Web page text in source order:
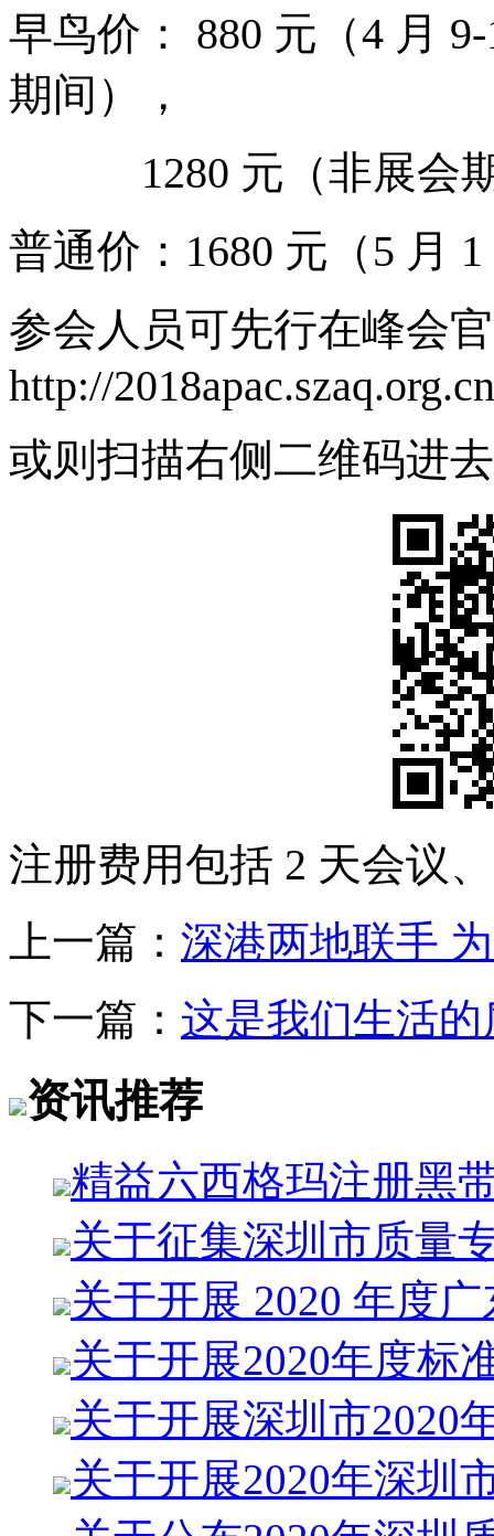
早鸟价： 880 元（4 月
期间），
1280 元（非展会期
普通价：1680 元（5 月
参会人员可先行在峰会
http://
或则扫描右侧二维码进
注册费用包括 2 天会议
上一篇： 深港两地联手
下一篇： 这是我们生活
资讯推荐
精益六西格玛注册黑
关于征集深圳市质量
关于开展 2020 年度
关于开展2020年度标
关于开展深圳市2020
关于开展2020年深圳